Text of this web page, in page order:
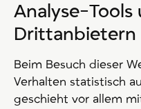
Analyse-Tools
Dritt­anbietern
Beim Besuch dieser
Verhalten statistisch
geschieht vor allem